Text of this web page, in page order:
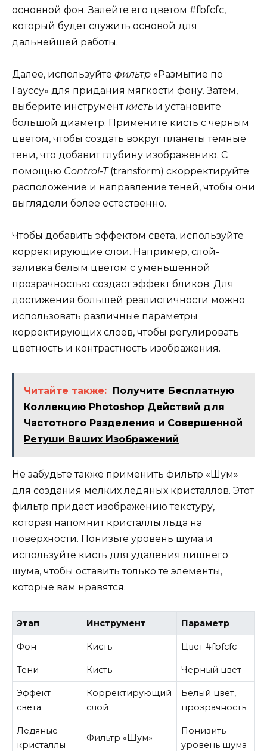
основной фон. Залейте его цветом #fbfcfc,
который будет служить основой для
дальнейшей работы.
Далее, используйте фильтр «Размытие по
Гауссу» для придания мягкости фону. Затем,
выберите инструменткисть и установите
большой диаметр. Примените кисть с черным
цветом, чтобы создать вокруг планеты темные
тени, что добавит глубину изображению. С
помощью Control-T(transform) скорректируйте
расположение и направление теней, чтобы они
выглядели более естественно.
Чтобы добавить эффектом света, используйте
корректирующие слои. Например, слой-
заливка белым цветом с уменьшенной
прозрачностью создаст эффект бликов. Для
достижения большей реалистичности можно
использовать различные параметры
корректирующих слоев, чтобы регулировать
цветность и контрастность изображения.
Читайте также: Получите Бесплатную
Коллекцию Photoshop Действий для
Частотного Разделения и Совершенной
Ретуши Ваших Изображений
Не забудьте также применить фильтр «Шум»
для создания мелких ледяных кристаллов. Этот
фильтр придаст изображению текстуру,
которая напомнит кристаллы льда на
поверхности. Понизьте уровень шума и
используйте кисть для удаления лишнего
шума, чтобы оставить только те элементы,
которые вам нравятся.
Этап Инструмент Параметр
Фон Кисть Цвет #fbfcfc
Тени Кисть Черный цвет
Эффект
света
Корректирующий
слой
Белый цвет,
прозрачность
Ледяные
кристаллы
Фильтр «Шум»
Понизить
уровень шума